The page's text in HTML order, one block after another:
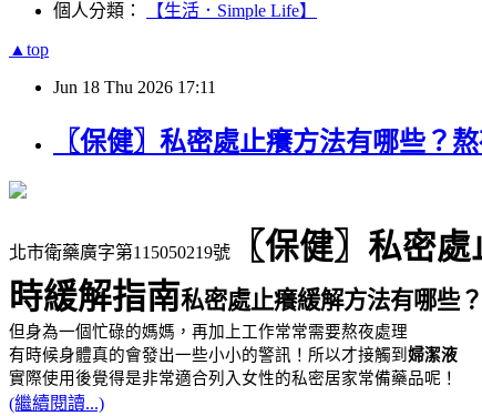
個人分類： 【生活．Simple Life】
▲top
Jun 18 Thu 2026 17:11
〖保健〗私密處止癢方法有哪些？
北市衛藥廣字第115050219號
〖保健〗私密
時緩解指南私密處止癢緩解方法有哪些
但身為一個忙碌的媽媽，再加上工作常常需要熬夜處理
有時候身體真的會發出一些小小的警訊！所以才接觸到 婦潔液
實際使用後覺得是非常適合列入女性的私密居家常備藥品呢！
(繼續閱讀...)